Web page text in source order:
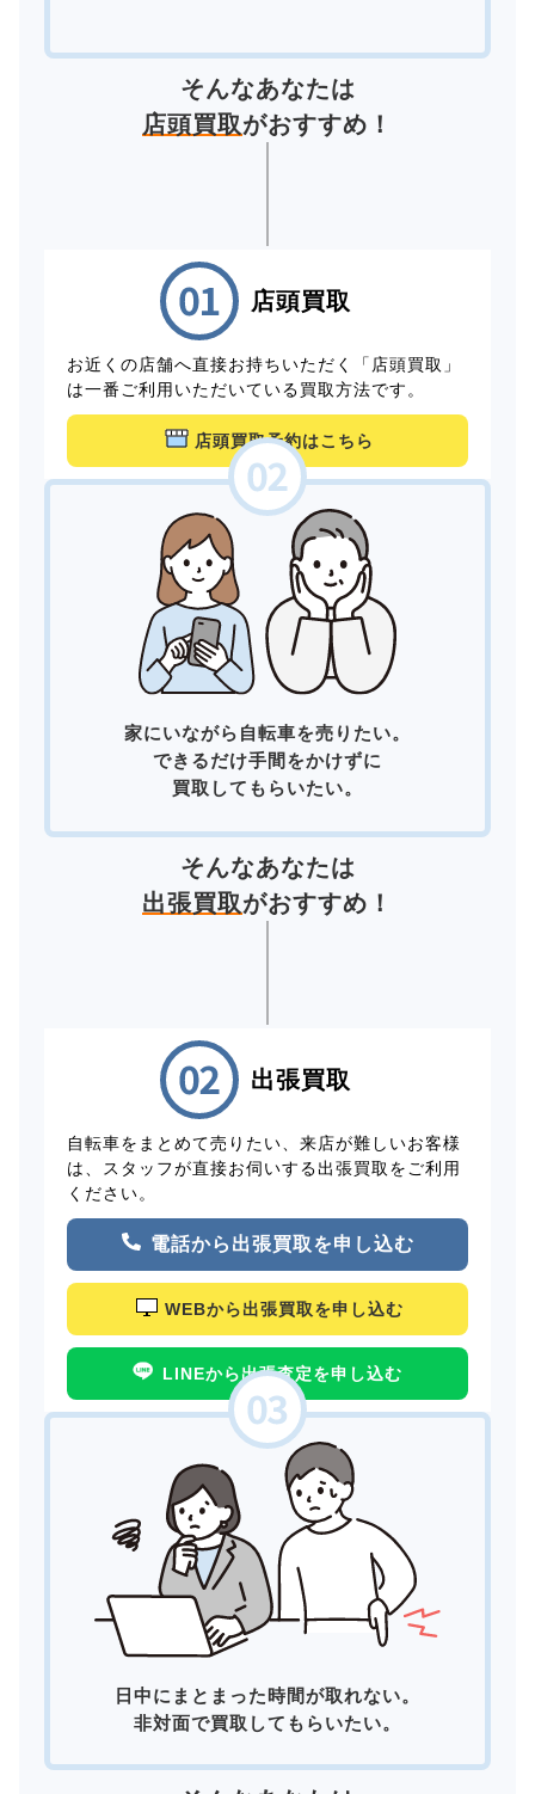
そんなあなたは
店頭買取がおすすめ！
店頭買取
お近くの店舗へ直接お持ちいただく「店頭買取」
は一番ご利用いただいている買取方法です。
店頭買取予約はこちら
家にいながら自転車を売りたい。
できるだけ手間をかけずに
買取してもらいたい。
そんなあなたは
出張買取がおすすめ！
出張買取
自転車をまとめて売りたい、来店が難しいお客様
は、スタッフが直接お伺いする出張買取をご利用
ください。
電話から出張買取を申し込む
WEBから出張買取を申し込む
LINEから出張査定を申し込む
日中にまとまった時間が取れない。
非対面で買取してもらいたい。